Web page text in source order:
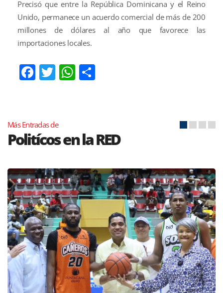
Precisó que entre la República Dominicana y el Reino
Unido, permanece un acuerdo comercial de más de 200
millones de dólares al año que favorece las
importaciones locales.
Facebook
TwitterWhatsApp
Más Entradas de
Politícos en la RED